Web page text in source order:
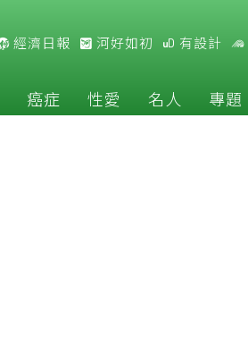
經濟日報 河好如初 有設計
癌症 性愛 名人 專題